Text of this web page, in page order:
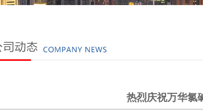
热烈庆祝万华氯